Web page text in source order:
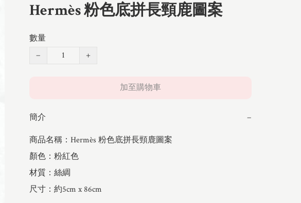
Hermès 粉色底拼長頸鹿圖案
數量
−
+
加至購物車
簡介 −
商品名稱：Hermès 粉色底拼長頸鹿圖案
顏色：粉紅色
材質：絲綢
尺寸：約5cm x 86cm